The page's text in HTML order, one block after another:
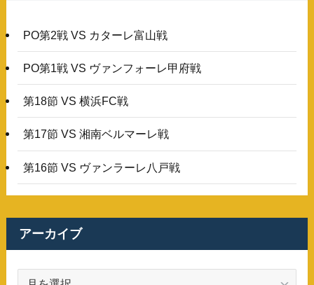
PO第2戦 VS カターレ富山戦
PO第1戦 VS ヴァンフォーレ甲府戦
第18節 VS 横浜FC戦
第17節 VS 湘南ベルマーレ戦
第16節 VS ヴァンラーレ八戸戦
アーカイブ